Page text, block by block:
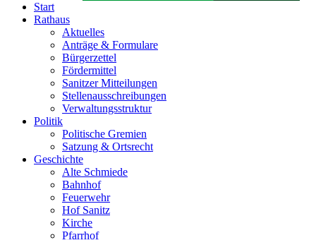
Start
Rathaus
Aktuelles
Anträge & Formulare
Bürgerzettel
Fördermittel
Sanitzer Mitteilungen
Stellenausschreibungen
Verwaltungsstruktur
Politik
Politische Gremien
Satzung & Ortsrecht
Geschichte
Alte Schmiede
Bahnhof
Feuerwehr
Hof Sanitz
Kirche
Pfarrhof